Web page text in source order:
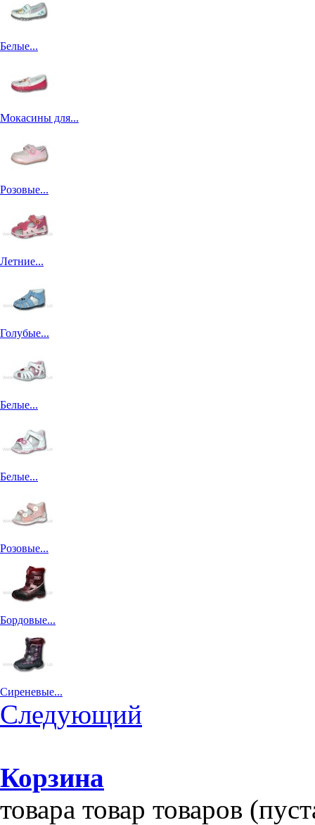
Белые...
Мокасины для...
Розовые...
Летние...
Голубые...
Белые...
Белые...
Розовые...
Бордовые...
Сиреневые...
Следующий
Корзина
товара товар товаров